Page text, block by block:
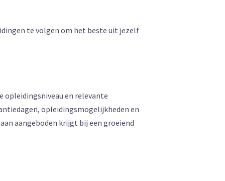
te volgen om het beste uit jezelf
opleidingsniveau en relevante
opleidingsmogelijkheden en
aangeboden krijgt bij een groeiend